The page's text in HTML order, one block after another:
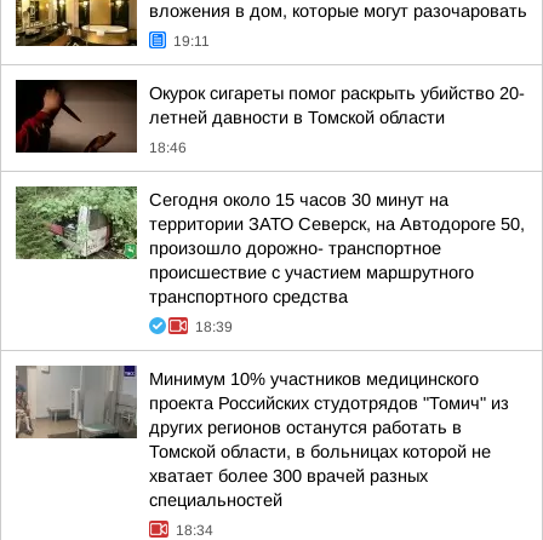
вложения в дом, которые могут разочаровать
19:11
Окурок сигареты помог раскрыть убийство 20-
летней давности в Томской области
18:46
Сегодня около 15 часов 30 минут на
территории ЗАТО Северск, на Автодороге 50,
произошло дорожно- транспортное
происшествие с участием маршрутного
транспортного средства
18:39
Минимум 10% участников медицинского
проекта Российских студотрядов "Томич" из
других регионов останутся работать в
Томской области, в больницах которой не
хватает более 300 врачей разных
специальностей
18:34